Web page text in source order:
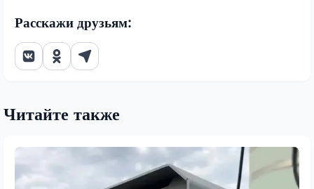
Расскажи друзьям:
Читайте также